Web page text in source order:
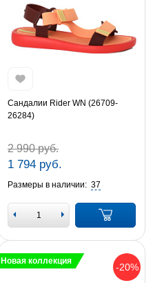
Сандалии Rider WN (26709-
26284)
2 990 руб.
1 794 руб.
Размеры в наличии: 37
-20%
Новая коллекция